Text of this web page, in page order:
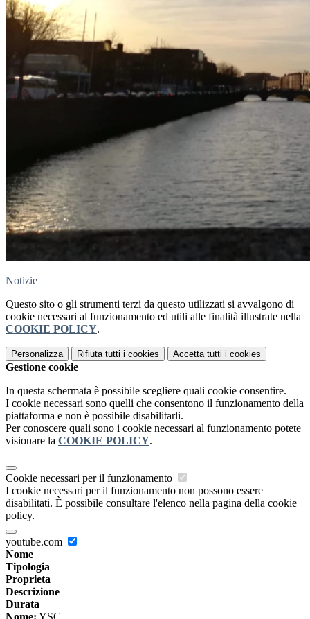
Notizie
Questo sito o gli strumenti terzi da questo utilizzati si avvalgono di
cookie necessari al funzionamento ed utili alle finalità illustrate nella
COOKIE POLICY.
Personalizza Rifiuta tutti i cookies Accetta tutti i cookies
Gestione cookie
In questa schermata è possibile scegliere quali cookie consentire.
I cookie necessari sono quelli che consentono il funzionamento della
piattaforma e non è possibile disabilitarli.
Per conoscere quali sono i cookie necessari al funzionamento potete
visionare la COOKIE POLICY.
Cookie necessari per il funzionamento
I cookie necessari per il funzionamento non possono essere
disabilitati. È possibile consultare l'elenco nella pagina della cookie
policy.
youtube.com
Nome
Tipologia
Proprieta
Descrizione
Durata
Nome: YSC